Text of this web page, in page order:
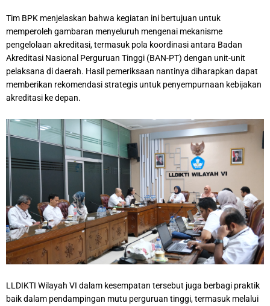
Tim BPK menjelaskan bahwa kegiatan ini bertujuan untuk
memperoleh gambaran menyeluruh mengenai mekanisme
pengelolaan akreditasi, termasuk pola koordinasi antara Badan
Akreditasi Nasional Perguruan Tinggi (BAN-PT) dengan unit-unit
pelaksana di daerah. Hasil pemeriksaan nantinya diharapkan dapat
memberikan rekomendasi strategis untuk penyempurnaan kebijakan
akreditasi ke depan.
LLDIKTI Wilayah VI dalam kesempatan tersebut juga berbagi praktik
baik dalam pendampingan mutu perguruan tinggi, termasuk melalui